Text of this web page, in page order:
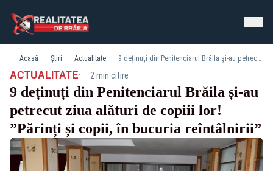
Acasă Știri Actualitate 9 deținuți din Penitenciarul Brăila și-au petrecut ziua alături de copiii lor! ”Părinți și copii, în bucuria reîntâlnirii”
ACTUALITATE· 2 min citire
9 deținuți din Penitenciarul Brăila și-au
petrecut ziua alături de copiii lor!
”Părinți și copii, în bucuria reîntâlnirii”